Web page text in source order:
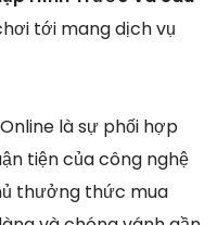
tới mang dịch vụ
là sự phối hợp
tiện của công nghệ
thưởng thức mua